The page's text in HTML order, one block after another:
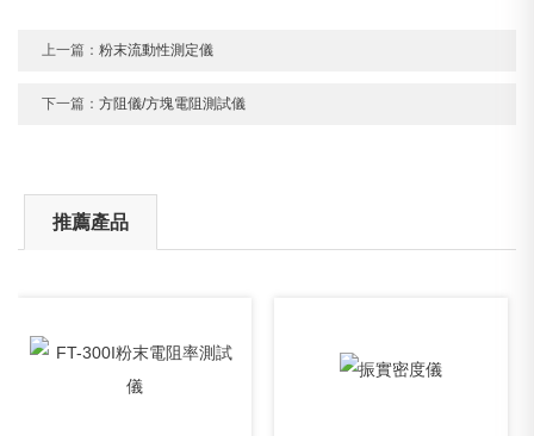
上一篇：粉末流動性測定儀
下一篇：方阻儀/方塊電阻測試儀
推薦產品